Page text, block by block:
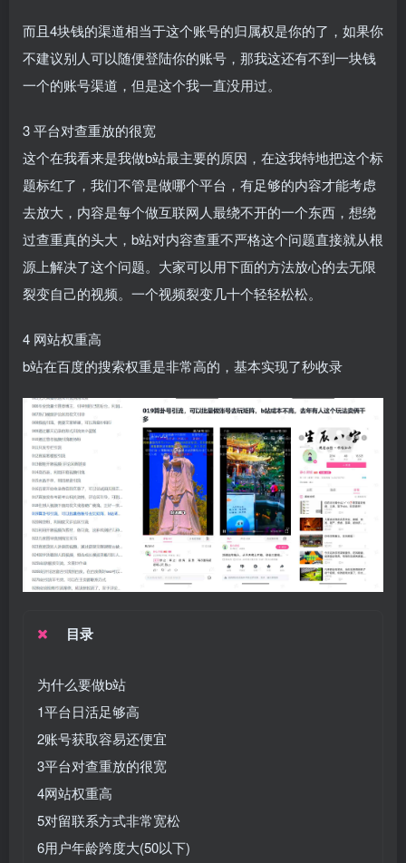
而且4块钱的渠道相当于这个账号的归属权是你的了，如果你
不建议别人可以随便登陆你的账号，那我这还有不到一块钱
一个的账号渠道，但是这个我一直没用过。​
3 平台对查重放的很宽​
这个在我看来是我做b站最主要的原因，在这我特地把这个标
题标红了，我们不管是做哪个平台，有足够的内容才能考虑
去放大，内容是每个做互联网人最绕不开的一个东西，想绕
过查重真的头大，b站对内容查重不严格这个问题直接就从根
源上解决了这个问题。大家可以用下面的方法放心的去无限
裂变自己的视频。一个视频裂变几十个轻轻松松。​
4 网站权重高​
b站在百度的搜索权重是非常高的，基本实现了秒收录
目录
为什么要做b站
1平台日活足够高
2账号获取容易还便宜
3平台对查重放的很宽
4网站权重高
5对留联系方式非常宽松
6用户年龄跨度大(50以下)